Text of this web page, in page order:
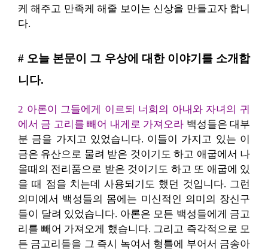
케 해주고 만족케 해줄 보이는 신상을 만들고자 합니
다.
# 오늘 본문이 그 우상에 대한 이야기를 소개합
니다.
2 아론이 그들에게 이르되 너희의 아내와 자녀의 귀
에서 금 고리를 빼어 내게로 가져오라 백성들은 대부
분 금을 가지고 있었습니다. 이들이 가지고 있는 이
금은 유산으로 물려 받은 것이기도 하고 애굽에서 나
올때의 전리품으로 받은 것이기도 하고 또 애굽에 있
을 때 점을 치는데 사용되기도 했던 것입니다. 그런
의미에서 백성들의 몸에는 미신적인 의미의 장신구
들이 달려 있었습니다. 아론은 모든 백성들에게 금고
리를 빼어 가져오게 했습니다. 그리고 즉각적으로 모
든 금고리들을 그 즉시 녹여서 형틀에 부어서 금송아